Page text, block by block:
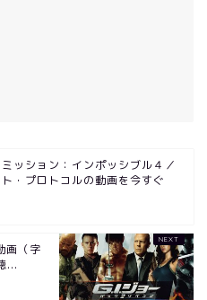
ッション：インポッシブル４／
・プロトコルの動画を今すぐ
画（字
...